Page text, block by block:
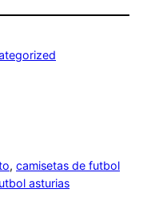
, camisetas de futbol
asturias